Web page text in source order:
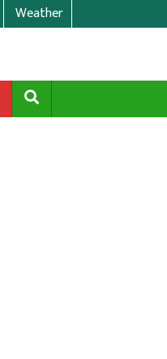
Weather